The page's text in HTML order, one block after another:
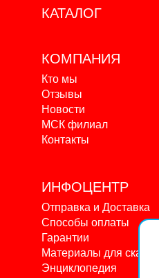
КАТАЛОГ
КОМПАНИЯ
Кто мы
Отзывы
Новости
МСК филиал
Контакты
ИНФОЦЕНТР
Отправка и Доставка
Способы оплаты
Гарантии
Материалы для
Энциклопедия